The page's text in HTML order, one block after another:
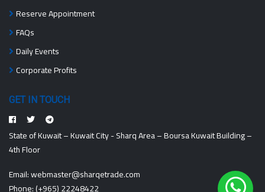
Reserve Appointment
FAQs
Daily Events
Corporate Profits
GET IN TOUCH
State of Kuwait – Kuwait City - Sharq Area – Boursa Kuwait Building –
4th Floor
Email:webmaster@sharqetrade.com
Phone:(+965) 22248422